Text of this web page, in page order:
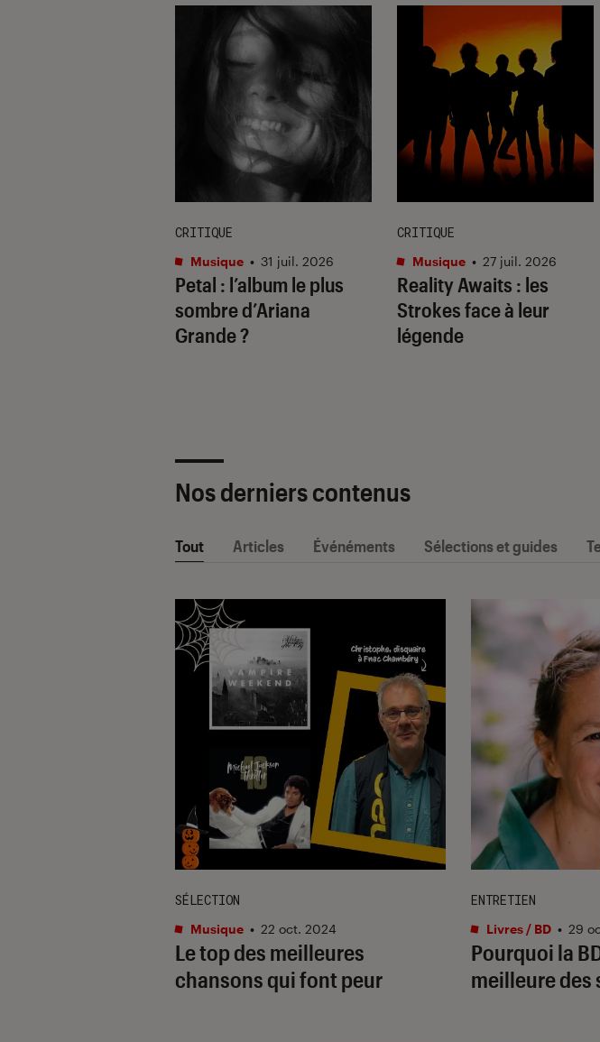
Petal : l’album le plus
sombre d’Ariana
Grande ?
CRITIQUE
Musique • 31 juil. 2026
Reality Awaits : les
Strokes face à leur
légende
CRITIQUE
Musique • 27 juil. 2026
Nos derniers contenus
Tout Articles Événéments Sélections et guides
Le top des meilleures
chansons qui font peur
SÉLECTION
Musique • 22 oct. 2024
Pourquoi la
meilleure des
ENTRETIEN
Livres / BD • 29